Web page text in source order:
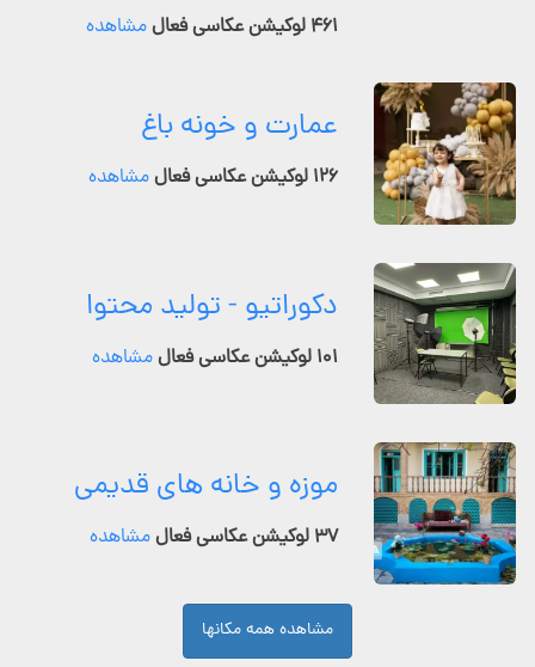
۴۶۱ لوکیشن عکاسی فعال مشاهده
عمارت و خونه باغ
۱۲۶ لوکیشن عکاسی فعال مشاهده
دکوراتیو - تولید محتوا
۱۰۱ لوکیشن عکاسی فعال مشاهده
موزه و خانه های قدیمی
۳۷ لوکیشن عکاسی فعال مشاهده
مشاهده همه مکانها